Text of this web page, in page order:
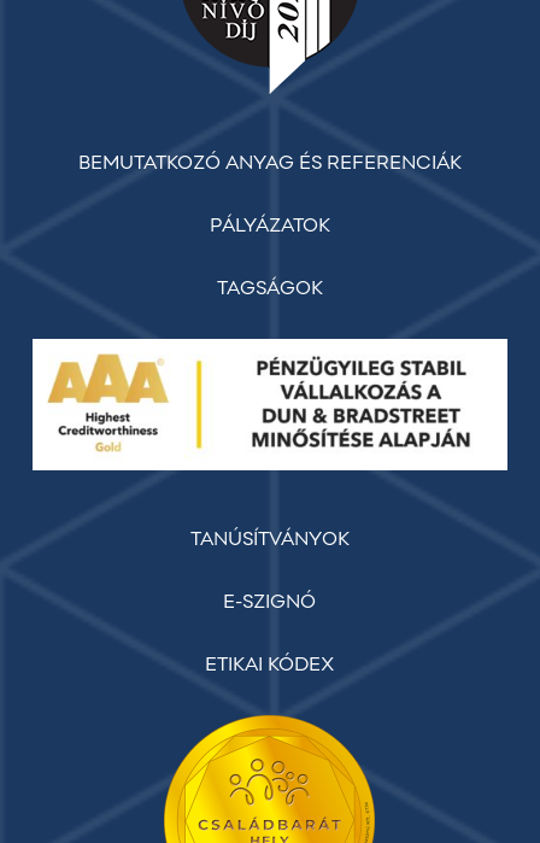
BEMUTATKOZÓ ANYAG ÉS REFERENCIÁK
PÁLYÁZATOK
TAGSÁGOK
TANÚSÍTVÁNYOK
E-SZIGNÓ
ETIKAI KÓDEX